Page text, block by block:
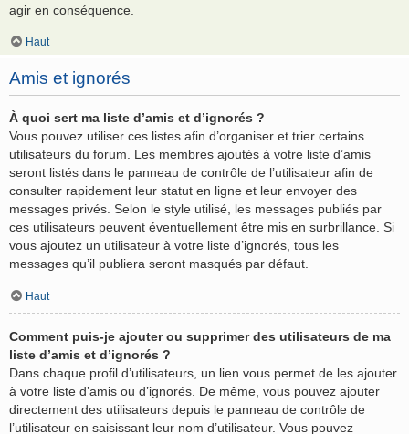
agir en conséquence.
Haut
Amis et ignorés
À quoi sert ma liste d’amis et d’ignorés ?
Vous pouvez utiliser ces listes afin d’organiser et trier certains
utilisateurs du forum. Les membres ajoutés à votre liste d’amis
seront listés dans le panneau de contrôle de l’utilisateur afin de
consulter rapidement leur statut en ligne et leur envoyer des
messages privés. Selon le style utilisé, les messages publiés par
ces utilisateurs peuvent éventuellement être mis en surbrillance. Si
vous ajoutez un utilisateur à votre liste d’ignorés, tous les
messages qu’il publiera seront masqués par défaut.
Haut
Comment puis-je ajouter ou supprimer des utilisateurs de ma
liste d’amis et d’ignorés ?
Dans chaque profil d’utilisateurs, un lien vous permet de les ajouter
à votre liste d’amis ou d’ignorés. De même, vous pouvez ajouter
directement des utilisateurs depuis le panneau de contrôle de
l’utilisateur en saisissant leur nom d’utilisateur. Vous pouvez